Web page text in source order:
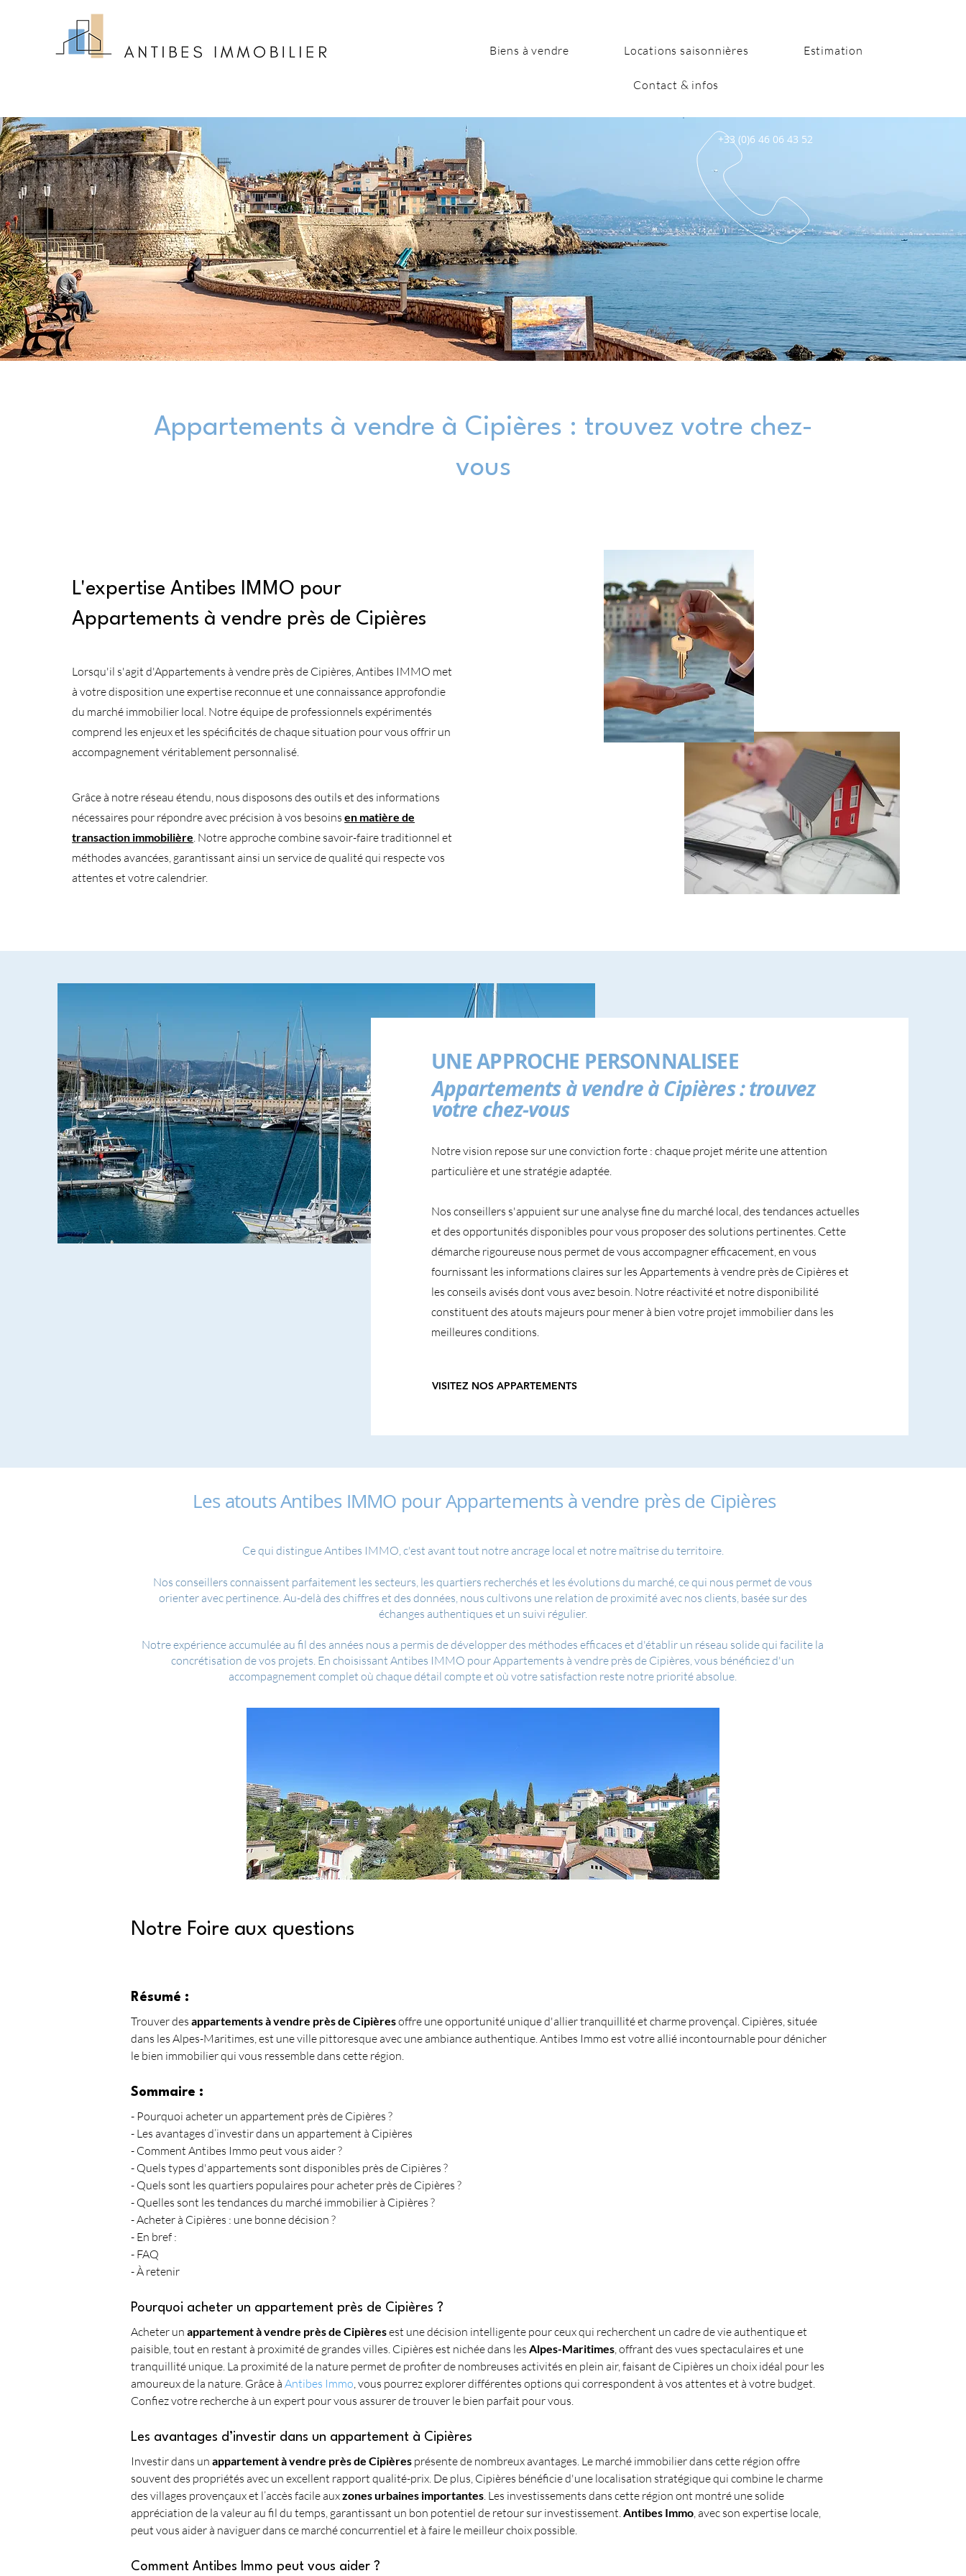
Biens à vendre Locations saisonnières Estimation
Contact & infos
+33 (0)6 46 06 43 52
Appartements à vendre à Cipières : trouvez votre chez-
vous
L'expertise Antibes IMMO pour
Appartements à vendre près de Cipières
Lorsqu'il s'agit d'Appartements à vendre près de Cipières, Antibes IMMO met
à votre disposition une expertise reconnue et une connaissance approfondie
du marché immobilier local. Notre équipe de professionnels expérimentés
comprend les enjeux et les spécificités de chaque situation pour vous offrir un
accompagnement véritablement personnalisé.
Grâce à notre réseau étendu, nous disposons des outils et des informations
nécessaires pour répondre avec précision à vos besoinsen matière de
transaction immobilière. Notre approche combine savoir-faire traditionnel et
méthodes avancées, garantissant ainsi un service de qualité qui respecte vos
attentes et votre calendrier.
UNE APPROCHE PERSONNALISEE
Appartements à vendre à Cipières : trouvez
votre chez-vous
Notre vision repose sur une conviction forte : chaque projet mérite une attention
particulière et une stratégie adaptée.
Nos conseillers s'appuient sur une analyse fine du marché local, des tendances actuelles
et des opportunités disponibles pour vous proposer des solutions pertinentes. Cette
démarche rigoureuse nous permet de vous accompagner efficacement, en vous
fournissant les informations claires sur les Appartements à vendre près de Cipières et
les conseils avisés dont vous avez besoin. Notre réactivité et notre disponibilité
constituent des atouts majeurs pour mener à bien votre projet immobilier dans les
meilleures conditions.
VISITEZ NOS APPARTEMENTS
Les atouts Antibes IMMO pour Appartements à vendre près de Cipières
Ce qui distingue Antibes IMMO, c'est avant tout notre ancrage local et notre maîtrise du territoire.
Nos conseillers connaissent parfaitement les secteurs, les quartiers recherchés et les évolutions du marché, ce qui nous permet de vous
orienter avec pertinence. Au-delà des chiffres et des données, nous cultivons une relation de proximité avec nos clients, basée sur des
échanges authentiques et un suivi régulier.
Notre expérience accumulée au fil des années nous a permis de développer des méthodes efficaces et d'établir un réseau solide qui facilite la
concrétisation de vos projets. En choisissant Antibes IMMO pour Appartements à vendre près de Cipières, vous bénéficiez d'un
accompagnement complet où chaque détail compte et où votre satisfaction reste notre priorité absolue.
Notre Foire aux questions
Résumé :
Trouver des appartements à vendre près de Cipières offre une opportunité unique d'allier tranquillité et charme provençal. Cipières, située
dans les Alpes-Maritimes, est une ville pittoresque avec une ambiance authentique. Antibes Immo est votre allié incontournable pour dénicher
le bien immobilier qui vous ressemble dans cette région.
Sommaire :
- Pourquoi acheter un appartement près de Cipières ?
- Les avantages d’investir dans un appartement à Cipières
- Comment Antibes Immo peut vous aider ?
- Quels types d'appartements sont disponibles près de Cipières ?
- Quels sont les quartiers populaires pour acheter près de Cipières ?
- Quelles sont les tendances du marché immobilier à Cipières ?
- Acheter à Cipières : une bonne décision ?
- En bref :
- FAQ
- À retenir
Pourquoi acheter un appartement près de Cipières ?
Acheter un appartement à vendre près de Cipières est une décision intelligente pour ceux qui recherchent un cadre de vie authentique et
paisible, tout en restant à proximité de grandes villes. Cipières est nichée dans les Alpes-Maritimes, offrant des vues spectaculaires et une
tranquillité unique. La proximité de la nature permet de profiter de nombreuses activités en plein air, faisant de Cipières un choix idéal pour les
amoureux de la nature. Grâce à Antibes Immo, vous pourrez explorer différentes options qui correspondent à vos attentes et à votre budget.
Confiez votre recherche à un expert pour vous assurer de trouver le bien parfait pour vous.
Les avantages d’investir dans un appartement à Cipières
Investir dans un appartement à vendre près de Cipières présente de nombreux avantages. Le marché immobilier dans cette région offre
souvent des propriétés avec un excellent rapport qualité-prix. De plus, Cipières bénéficie d'une localisation stratégique qui combine le charme
des villages provençaux et l’accès facile aux zones urbaines importantes. Les investissements dans cette région ont montré une solide
appréciation de la valeur au fil du temps, garantissant un bon potentiel de retour sur investissement. Antibes Immo, avec son expertise locale,
peut vous aider à naviguer dans ce marché concurrentiel et à faire le meilleur choix possible.
Comment Antibes Immo peut vous aider ?